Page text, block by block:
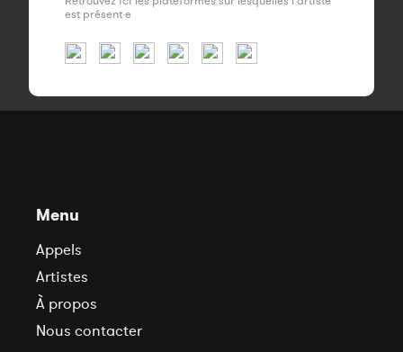
est présent·e
Menu
Appels
Artistes
À propos
Nous contacter